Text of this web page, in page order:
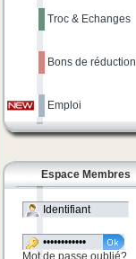
Troc & Echanges
Bons de réduction
Emploi
Espace Membres
Mot de passe oublié?